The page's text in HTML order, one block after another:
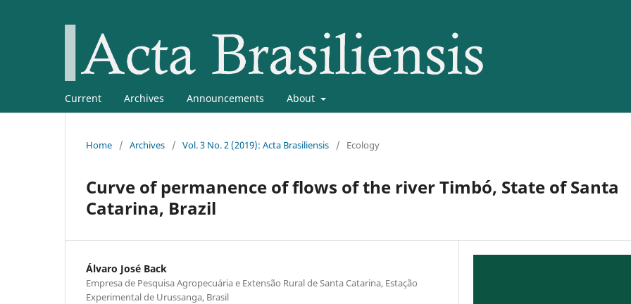
Current Archives Announcements About
Home / Archives / Vol. 3 No. 2 (2019): Acta Brasiliensis / Ecology
Curve of permanence of flows of the river Timbó, State of Santa
Catarina, Brazil
Álvaro José Back
Empresa de Pesquisa Agropecuária e Extensão Rural de Santa Catarina, Estação
Experimental de Urussanga, Brasil